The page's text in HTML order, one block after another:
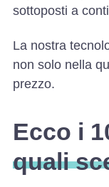
sottoposti a
La nostra
non solo nella
prezzo.
Ecco i
quali